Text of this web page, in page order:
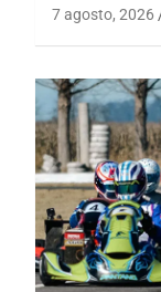
7 agosto, 2026